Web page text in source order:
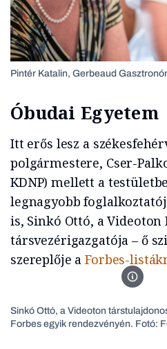
Pintér Katalin, Gerbeaud
Óbudai Egyetem
Itt erős lesz a
polgármestere, Cser-
KDNP) mellett a
legnagyobb
is, Sinkó Ottó, a Videoton
társvezérigazgatója – ő
szereplője a Forbes-
Sinkó
Sinkó Ottó, a Videoton
Forbes egyik rendezvényén. Fotó: